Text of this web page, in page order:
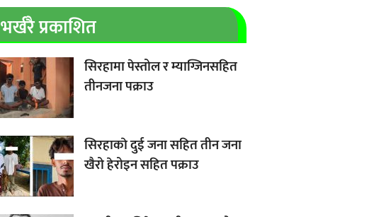
भर्खरै प्रकाशित
सिरहामा पेस्तोल र म्याग्जिनसहित
तीनजना पक्राउ
सिरहाकाे दुई जना सहित तीन जना
खैरो हेरोइन सहित पक्राउ